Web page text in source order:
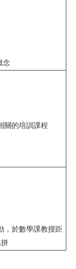
念
關的培訓課程
，於數學課教授距